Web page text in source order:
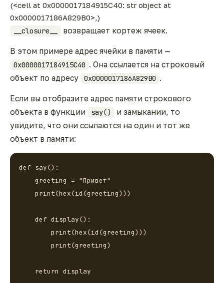
(<cell at 0x0000017184915C40: str object at
0x0000017186A829B0>,)
__closure__
возвращает кортеж ячеек.
В этом примере адрес ячейки в памяти —
0x0000017184915C40 . Она ссылается на строковый
объект по адресу
0x0000017186A829B0 .
Если вы отобразите адрес памяти строкового
объекта в функции
say()
и замыкании, то
увидите, что они ссылаются на один и тот же
объект в памяти:
def say():
    greeting = "Привет"
    print(hex(id(greeting)))
    def display():
        print(hex(id(greeting)))
        print(greeting)
    return display